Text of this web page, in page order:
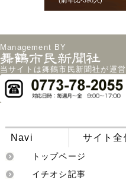
Management BY
当サイトは舞鶴市民新聞社が運
Navi サイト全
トップページ
イチオシ記事